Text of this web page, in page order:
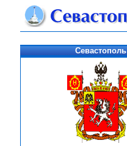
Севастополь